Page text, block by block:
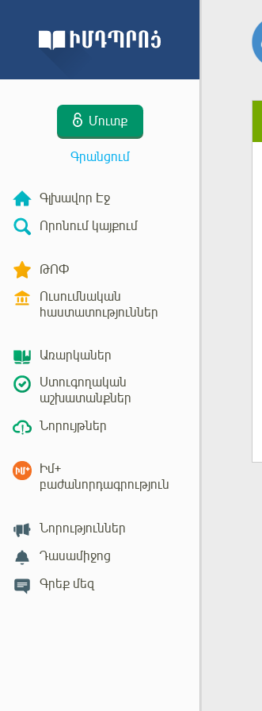
Մուտք
Գրանցում
Գլխավոր Էջ
Որոնում կայքում
ԹՈՓ
Ուսումնական
հաստատություններ
Առարկաներ
Ստուգողական
աշխատանքներ
Նորույթներ
Իմ+
բաժանորդագրություն
Նորություններ
Դասամիջոց
Գրեք մեզ